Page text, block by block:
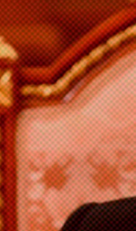
мы есть в
Telegram
что своим
продолжает
Украину также
на сумму 650
передать